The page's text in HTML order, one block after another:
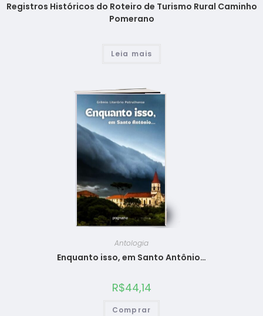
Registros Históricos do Roteiro de Turismo Rural Caminho
Pomerano
Leia mais
Antologia
Enquanto isso, em Santo Antônio…
R$44,14
Comprar